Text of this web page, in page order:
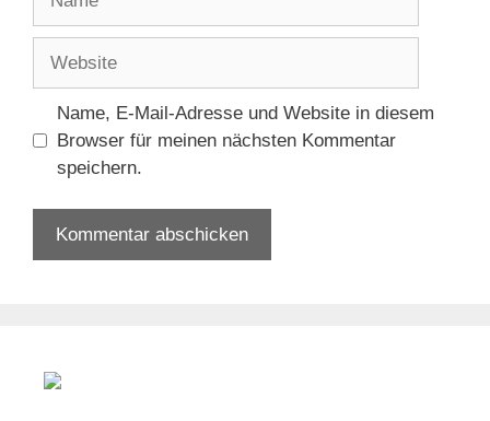
Name, E-Mail-Adresse und Website in diesem
Browser für meinen nächsten Kommentar
speichern.